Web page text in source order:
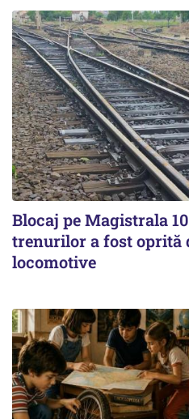
Blocaj pe Magistrala
trenurilor a fost oprită
locomotive